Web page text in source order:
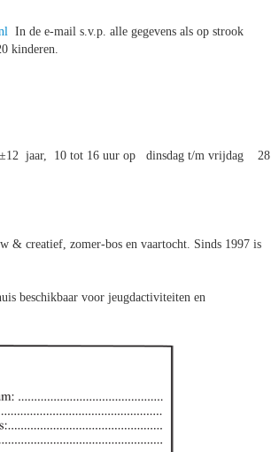
In de e-mail s.v.p. alle gegevens als op strook
kinderen.
- ±12 jaar, 10 tot 16 uur op dinsdag t/m vrijdag 28
& creatief, zomer-bos en vaartocht. Sinds 1997 is
beschikbaar voor jeugdactiviteiten en